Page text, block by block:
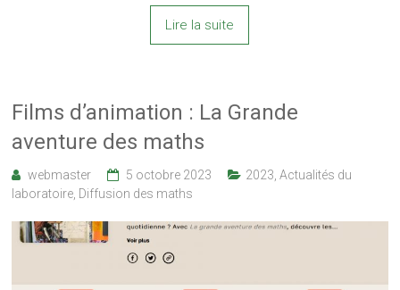
Lire la suite
Films d’animation : La Grande
aventure des maths
webmaster 5 octobre 2023 2023 ,Actualités du
laboratoire Diffusion des maths